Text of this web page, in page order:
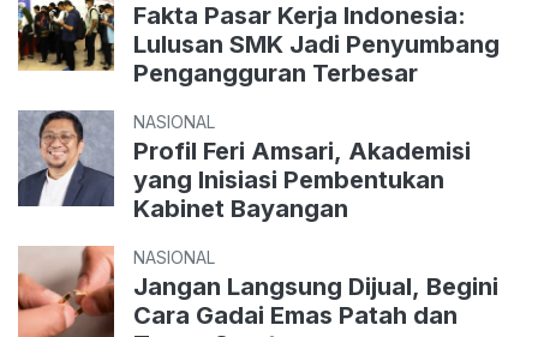
Fakta Pasar Kerja Indonesia:
Lulusan SMK Jadi Penyumbang
Pengangguran Terbesar
NASIONAL
Profil Feri Amsari, Akademisi
yang Inisiasi Pembentukan
Kabinet Bayangan
NASIONAL
Jangan Langsung Dijual, Begini
Cara Gadai Emas Patah dan